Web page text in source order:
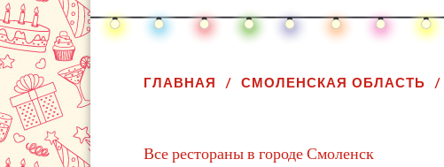
ГЛАВНАЯ СМОЛЕНСКАЯ ОБЛАСТЬ
Все рестораны в городе Смоленск